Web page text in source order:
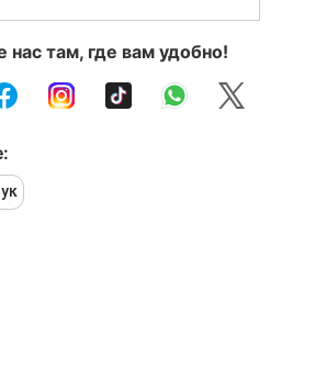
нас там, где вам удобно!